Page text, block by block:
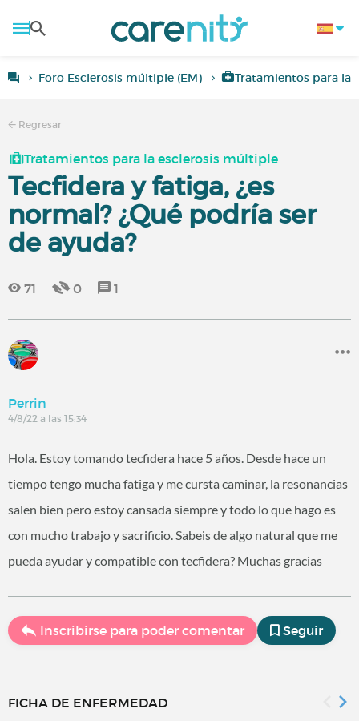
Foro Esclerosis múltiple (EM) Tratamientos para la
Regresar
Tratamientos para la esclerosis múltiple
Tecfidera y fatiga, ¿es
normal? ¿Qué podría ser
de ayuda?
71 0 1
Perrin
4/8/22 a las 15:34
Hola. Estoy tomando tecfidera hace 5 años. Desde hace un
tiempo tengo mucha fatiga y me cursta caminar, la resonancias
salen bien pero estoy cansada siempre y todo lo que hago es
con mucho trabajo y sacrificio. Sabeis de algo natural que me
pueda ayudar y compatible con tecfidera? Muchas gracias
Inscribirse para poder comentar Seguir
FICHA DE ENFERMEDAD